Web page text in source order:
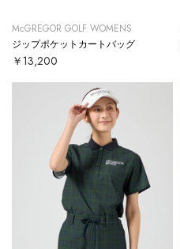
McGREGOR GOLF WOMENS
ジップポケットカートバッグ
￥13,200